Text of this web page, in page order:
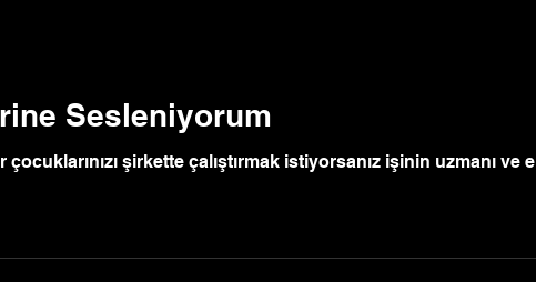
Sesleniyorum
şirkette çalıştırmak istiyorsanız işinin uzmanı ve